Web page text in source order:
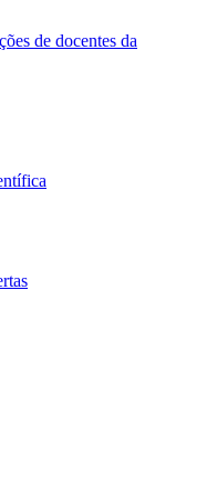
de docentes da